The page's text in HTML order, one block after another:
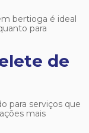
bertioga é ideal
para
de
para serviços que
mais